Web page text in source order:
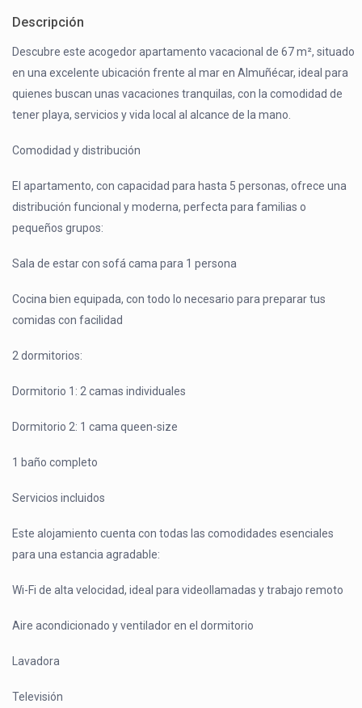
Descripción
Descubre este acogedor apartamento vacacional de 67 m², situado
en una excelente ubicación frente al mar en Almuñécar, ideal para
quienes buscan unas vacaciones tranquilas, con la comodidad de
tener playa, servicios y vida local al alcance de la mano.
Comodidad y distribución
El apartamento, con capacidad para hasta 5 personas, ofrece una
distribución funcional y moderna, perfecta para familias o
pequeños grupos:
Sala de estar con sofá cama para 1 persona
Cocina bien equipada, con todo lo necesario para preparar tus
comidas con facilidad
2 dormitorios:
Dormitorio 1: 2 camas individuales
Dormitorio 2: 1 cama queen-size
1 baño completo
Servicios incluidos
Este alojamiento cuenta con todas las comodidades esenciales
para una estancia agradable:
Wi-Fi de alta velocidad, ideal para videollamadas y trabajo remoto
Aire acondicionado y ventilador en el dormitorio
Lavadora
Televisión